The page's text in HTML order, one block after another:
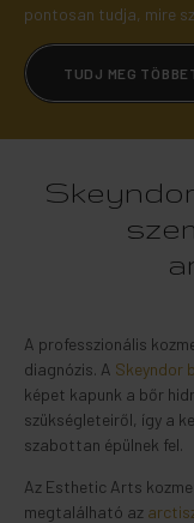
pontosan tudja, mire
TUDJ MEG
A professzionális
diagnózis. A Skeyndor
képet kapunk a bőr
szükségleteiről, így a
szabottan épülnek fel.
Az Esthetic Arts
megtalálható az